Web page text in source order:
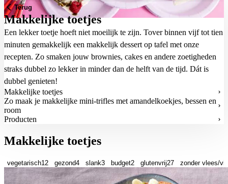
Terug
Makkelijke toetjes
Een lekker toetje hoeft niet moeilijk te zijn. Tover binnen vijf tot tien
minuten gemakkelijk een makkelijk dessert op tafel met onze
recepten. Zo smaken jouw brownies, cakes en andere zoetigheden
straks dubbel zo lekker in minder dan de helft van de tijd. Dát is
dubbel genieten!
Makkelijke toetjes
Zo maak je makkelijke mini-trifles met amandelkoekjes, bessen en
room
Producten
Makkelijke toetjes
vegetarisch12 gezond4 slank3 budget2 glutenvrij27 zonder vlees/vis